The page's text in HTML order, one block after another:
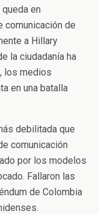
en
comunicación de
a Hillary
la ciudadanía ha
los medios
en una batalla
debilitada que
comunicación
por los modelos
Fallaron las
de Colombia